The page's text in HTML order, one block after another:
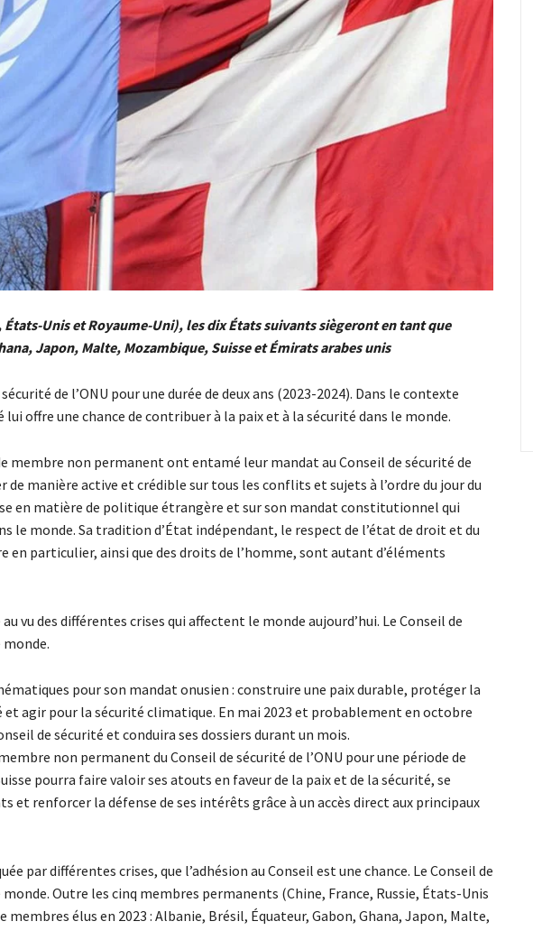
Unis et Royaume-Uni), les dix États suivants siègeront en tant que
Japon, Malte, Mozambique, Suisse et Émirats arabes unis
de l’ONU pour une durée de deux ans (2023-2024). Dans le contexte
offre une chance de contribuer à la paix et à la sécurité dans le monde.
membre non permanent ont entamé leur mandat au Conseil de sécurité de
de manière active et crédible sur tous les conflits et sujets à l’ordre du jour du
en matière de politique étrangère et sur son mandat constitutionnel qui
le monde. Sa tradition d’État indépendant, le respect de l’état de droit et du
particulier, ainsi que des droits de l’homme, sont autant d’éléments
vu des différentes crises qui affectent le monde aujourd’hui. Le Conseil de
pour son mandat onusien : construire une paix durable, protéger la
agir pour la sécurité climatique. En mai 2023 et probablement en octobre
de sécurité et conduira ses dossiers durant un mois.
non permanent du Conseil de sécurité de l’ONU pour une période de
pourra faire valoir ses atouts en faveur de la paix et de la sécurité, se
renforcer la défense de ses intérêts grâce à un accès direct aux principaux
par différentes crises, que l’adhésion au Conseil est une chance. Le Conseil de
Outre les cinq membres permanents (Chine, France, Russie, États-Unis
élus en 2023 : Albanie, Brésil, Équateur, Gabon, Ghana, Japon, Malte,